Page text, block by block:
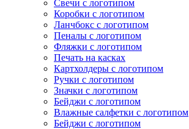
Свечи с логотипом
Коробки с логотипом
Ланчбокс с логотипом
Пеналы с логотипом
Фляжки с логотипом
Печать на касках
Картхолдеры с логотипом
Ручки с логотипом
Значки с логотипом
Бейджи с логотипом
Влажные салфетки с логотипом
Бейджи с логотипом